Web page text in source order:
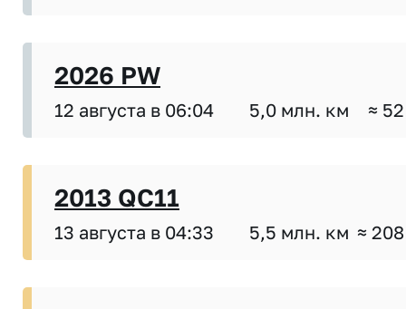
2026 PW
12 августа в 06:04 5,0 млн. км ≈
2013 QC11
13 августа в 04:33 5,5 млн. км ≈